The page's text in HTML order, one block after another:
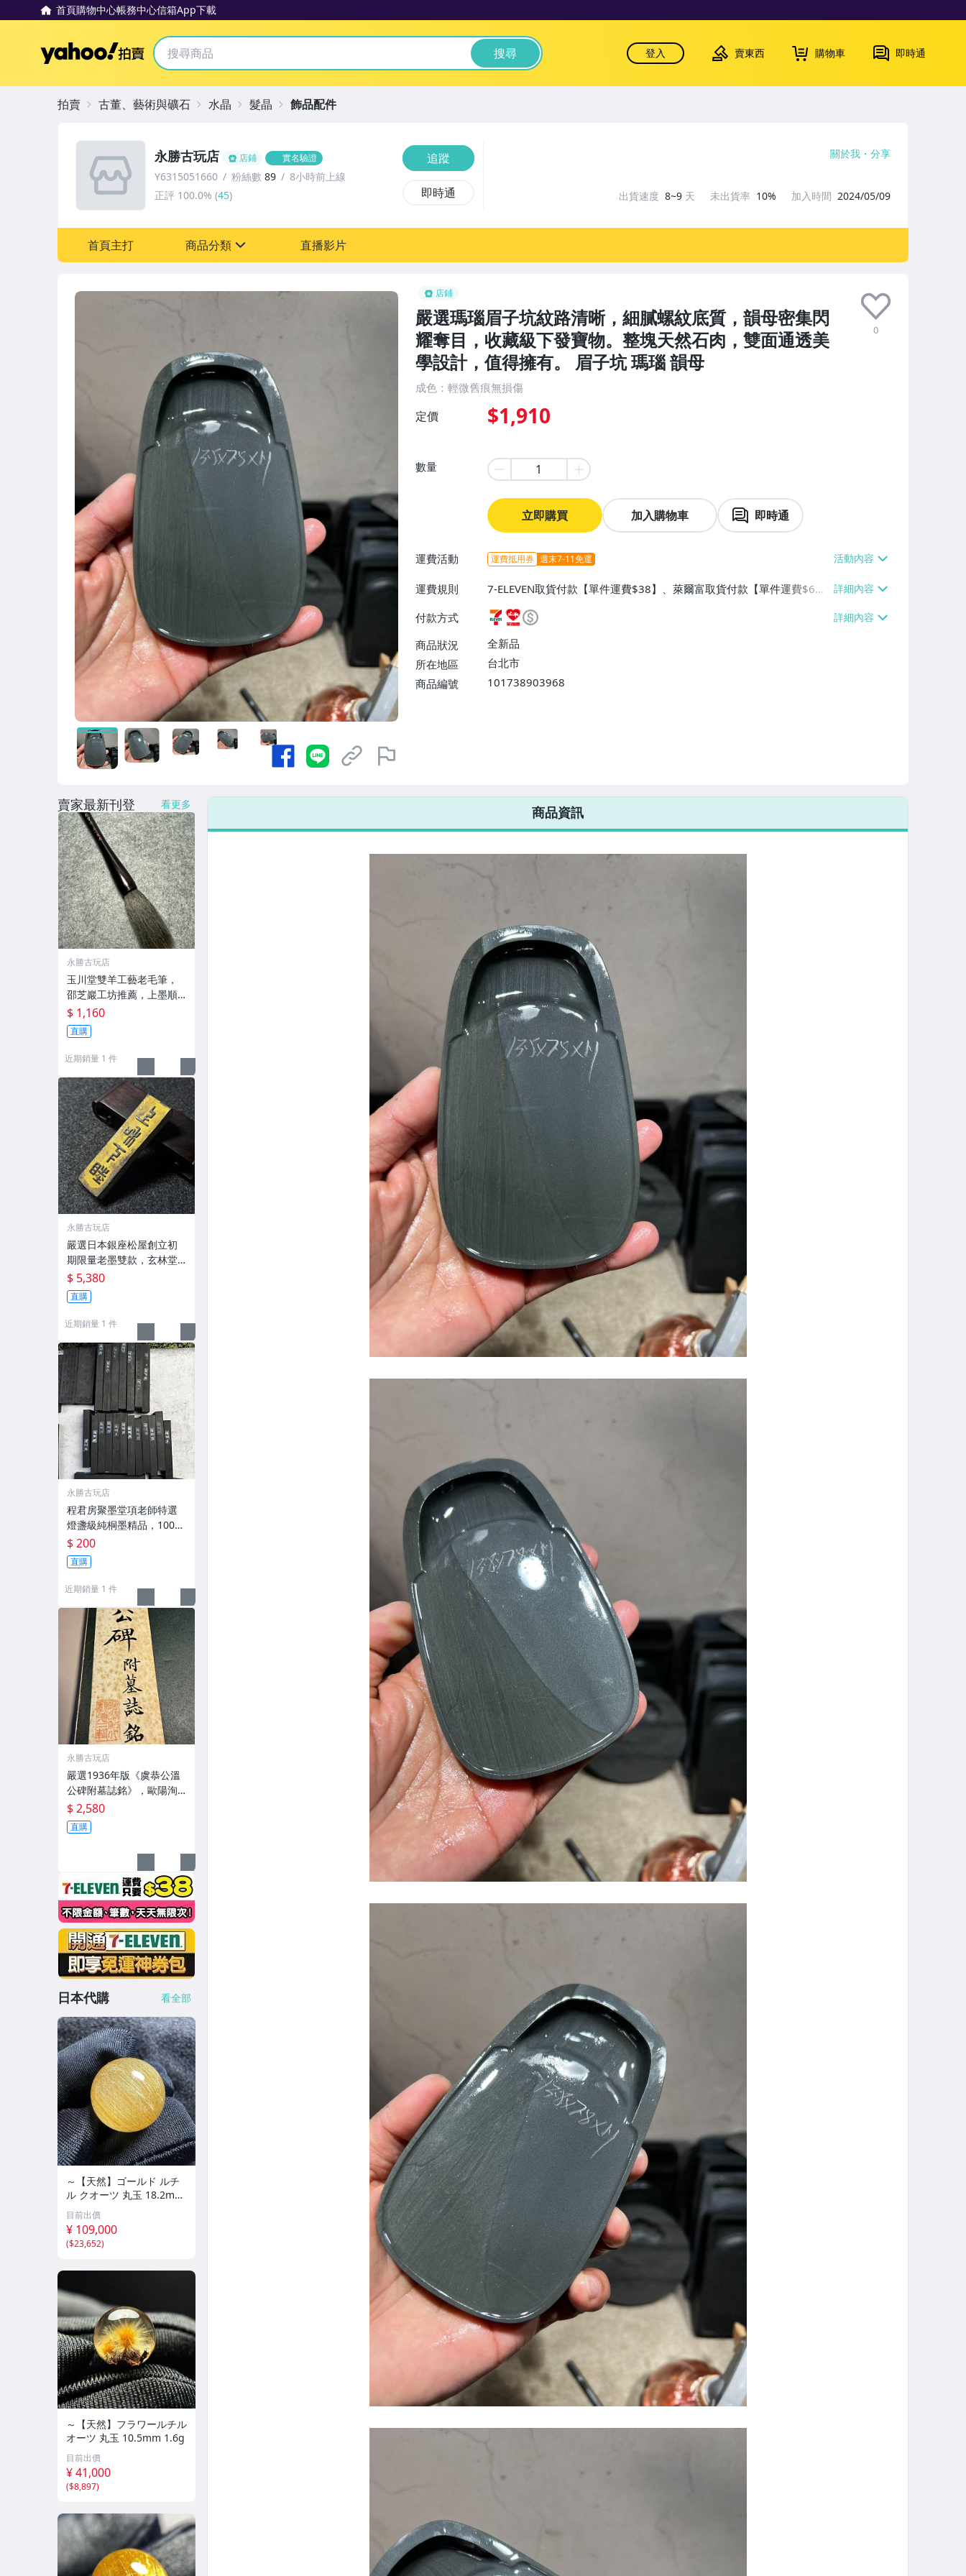
首頁購物中心帳務中心信箱App下載
Yahoo拍賣 搜尋 登入 賣東西 購物車 即時通
店鋪
嚴選瑪瑙眉子坑紋路清晰，細膩螺紋底質，韻母密集閃
耀奪目，收藏級下發寶物。整塊天然石肉，雙面通透美
學設計，值得擁有。 眉子坑 瑪瑙 韻母
0
成色：輕微舊痕無損傷
定價 $1,910
數量
立即購買 加入購物車 即時通
運費活動 運費抵用券 週末7-11免運
運費規則
7-ELEVEN取貨付款【單件運費$38】、萊爾富取貨付款【單件運費$6
0】、宅配/貨運【單件運費$130】
付款方式
商品狀況
全新品
所在地區
台北市
商品編號
101738903968
永勝古玩店 店鋪 實名驗證
Y6315051660 粉絲數 89
8小時前上線
正評 100.0% (45)
追蹤
即時通
關於我 分享
出貨速度 8~9 天 未出貨率 10% 加入時間 2024/05/09
首頁主打 商品分類 直播影片
拍賣 古董、藝術與礦石 水晶 髮晶 飾品配件
商品資訊
賣家最新刊登 看更多
永勝古玩店
玉川堂雙羊工藝老毛筆，
邵芝巖工坊推薦，上墨順
滑古墨專用 老墨 冬青 老筆
$ 1,160
直購
近期銷量 1 件
永勝古玩店
嚴選日本銀座松屋創立初
期限量老墨雙款，玄林堂
專為松屋打造，重量22.5
g，適合收藏及品味民國時
期古雅文化 文房用具 民國
古墨 收藏文玩
$ 5,380
直購
近期銷量 1 件
永勝古玩店
程君房聚墨堂項老師特選
燈盞級純桐墨精品，100克
以上，檀香墨質細膩黑亮
藍紫光放 檢驗嚴選推薦 燈
盞級墨 放藍紫光 檢驗嚴選
$ 200
直購
近期銷量 1 件
永勝古玩店
嚴選1936年版《虞恭公溫
公碑附墓誌銘》，歐陽洵
親筆手跡，典藏歷史與書
法珍品 唐史研究 碑刻藝術
田中和市版
$ 2,580
直購
日本代購 看全部
～【天然】ゴールド ルチ
ル クオーツ 丸玉 18.2mm
8.5g
目前出價
¥ 109,000
($23,652)
～【天然】フラワールチル
オーツ 丸玉 10.5mm 1.6g
目前出價
¥ 41,000
($8,897)